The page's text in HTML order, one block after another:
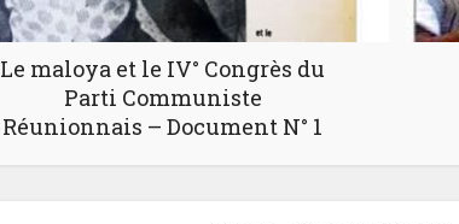
Le maloya et le IV° Congrès du
Parti Communiste
Réunionnais – Document N° 1